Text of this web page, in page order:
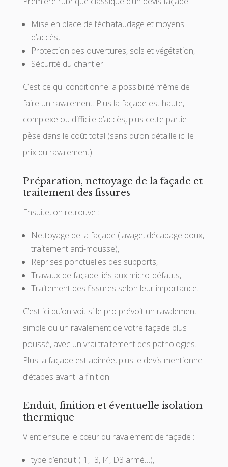
Mise en place de l’échafaudage et moyens
d’accès,
Protection des ouvertures, sols et végétation,
Sécurité du chantier.
C’est ce qui conditionne la possibilité même de
faire un ravalement. Plus la façade est haute,
complexe ou difficile d’accès, plus cette partie
pèse dans le coût total (sans qu’on détaille ici le
prix du ravalement).
Préparation, nettoyage de la façade et
traitement des fissures
Ensuite, on retrouve :
Nettoyage de la façade (lavage, décapage doux,
traitement anti-mousse),
Reprises ponctuelles des supports,
Travaux de façade liés aux micro-défauts,
Traitement des fissures selon leur importance.
C’est ici qu’on voit si le pro prévoit un ravalement
simple ou un ravalement de votre façade plus
poussé, avec un vrai traitement des pathologies.
Plus la façade est abîmée, plus le devis mentionne
d’étapes avant la finition.
Enduit, finition et éventuelle isolation
thermique
Vient ensuite le cœur du ravalement de façade :
type d’enduit (I1, I3, I4, D3 armé…),